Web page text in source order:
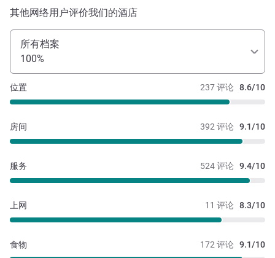
其他网络用户评价我们的酒店
所有档案
100%
237 评论 8.6/10
位置
392 评论 9.1/10
房间
524 评论 9.4/10
服务
11 评论 8.3/10
上网
172 评论 9.1/10
食物